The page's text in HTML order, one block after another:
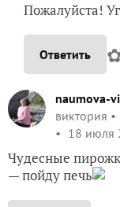
Пожалуйста!
Ответить
naumova-
виктория
18 июля
Чудесные
— пойду печь